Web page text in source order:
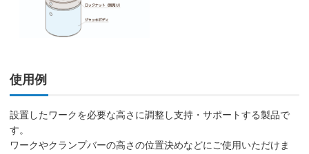
使用例
設置したワークを必要な高さに調整し支持・サポートする製品で
す。
ワークやクランプバーの高さの位置決めなどにご使用いただけま